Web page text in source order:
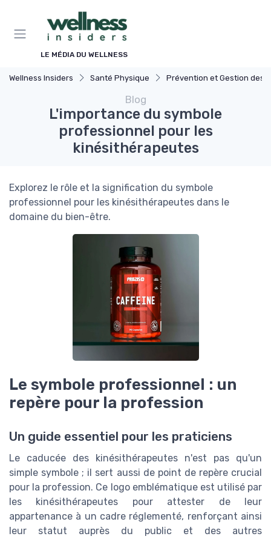
LE MÉDIA DU WELLNESS
Wellness Insiders Santé Physique Prévention et Gestion des Blessures
Blog
L'importance du symbole
professionnel pour les
kinésithérapeutes
Explorez le rôle et la signification du symbole
professionnel pour les kinésithérapeutes dans le
domaine du bien-être.
Le symbole professionnel : un
repère pour la profession
Un guide essentiel pour les praticiens
Le caducée des kinésithérapeutes n'est pas qu'un
simple symbole ; il sert aussi de point de repère crucial
pour la profession. Ce logo emblématique est utilisé par
les kinésithérapeutes pour attester de leur
appartenance à un cadre réglementé, renforçant ainsi
leur statut auprès du public et des autres